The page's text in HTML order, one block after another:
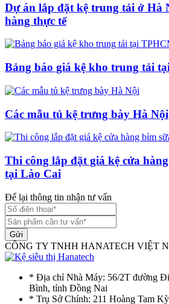
Dự án lắp đặt kệ trung tải ở Hà
hàng thực tế
Bảng báo giá kệ kho trung tải
Các mẫu tủ kệ trưng bày Hà Nội
Thi công lắp đặt giá kệ cửa
tại Lào Cai
Để lại thông tin nhận tư vấn
Gửi
CÔNG TY TNHH HANATECH VIỆT
* Địa chỉ Nhà Máy: 56/2T đường
Bình, tỉnh Đồng Nai
* Trụ Sở Chính: 211 Hoàng Tam